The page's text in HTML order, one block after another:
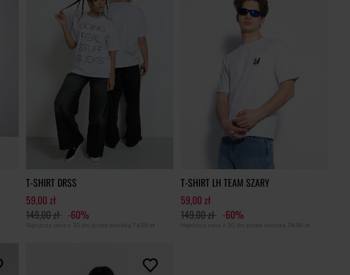
ZAŁÓŻ KONTO
T-SHIRT DRSS
59,00 zł
149,00 zł -60%
Najniższa cena z 30 dni przed obniżką 74,00 zł
T-SHIRT LH TEAM SZARY
59,00 zł
149,00 zł -60%
Najniższa cena z 30 dni przed obniżką 74,00 zł